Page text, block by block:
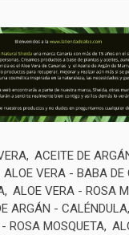
ACEITE DE
ALOE VERA - BABA DE
ALOE VERA - ROSA
ARGÁN - CALÉNDULA
ROSA MOSQUETA